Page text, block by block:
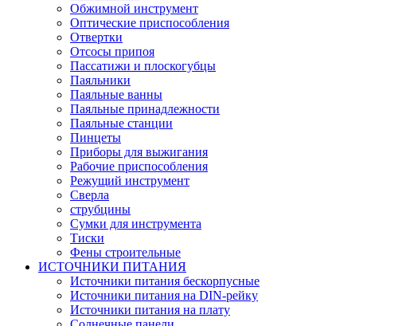
Обжимной инструмент
Оптические приспособления
Отвертки
Отсосы припоя
Пассатижи и плоскогубцы
Паяльники
Паяльные ванны
Паяльные принадлежности
Паяльные станции
Пинцеты
Приборы для выжигания
Рабочие приспособления
Режущий инструмент
Сверла
струбцины
Сумки для инструмента
Тиски
Фены строительные
ИСТОЧНИКИ ПИТАНИЯ
Источники питания бескорпусные
Источники питания на DIN-рейку
Источники питания на плату